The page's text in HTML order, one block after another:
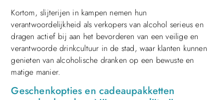
Kortom, slijterijen in kampen nemen hun
verantwoordelijkheid als verkopers van alcohol serieus en
dragen actief bij aan het bevorderen van een veilige en
verantwoorde drinkcultuur in de stad, waar klanten kunnen
genieten van alcoholische dranken op een bewuste en
matige manier.
Geschenkopties en cadeaupakketten